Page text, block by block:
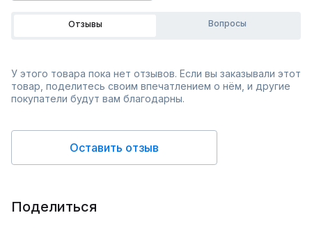
Отзывы Вопросы
У этого товара пока нет отзывов. Если вы заказывали этот
товар, поделитесь своим впечатлением о нём, и другие
покупатели будут вам благодарны.
Оставить отзыв
Поделиться